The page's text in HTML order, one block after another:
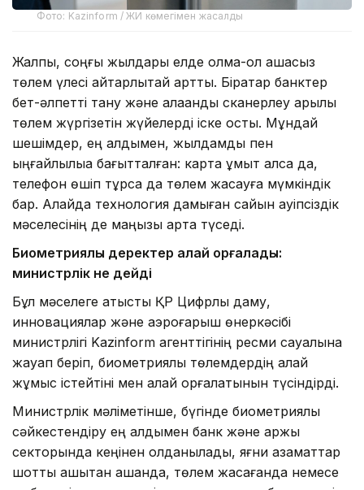
Фото: Kazinform / ЖИ көмегімен жасалды
Жалпы, соңғы жылдары елде қолма-қол ақшасыз
төлем үлесі айтарлықтай артты. Бірқатар банктер
бет-әлпетті тану және алақанды сканерлеу арқылы
төлем жүргізетін жүйелерді іске қосты. Мұндай
шешімдер, ең алдымен, жылдамдық пен
ыңғайлылыққа бағытталған: карта ұмыт қалса да,
телефон өшіп тұрса да төлем жасауға мүмкіндік
бар. Алайда технология дамыған сайын қауіпсіздік
мәселесінің де маңызы арта түседі.
Биометриялық деректер қалай қорғалады:
министрлік не дейді
Бұл мәселеге қатысты ҚР Цифрлық даму,
инновациялар және аэроғарыш өнеркәсібі
министрлігі Kazinform агенттігінің ресми сауалына
жауап беріп, биометриялық төлемдердің қалай
жұмыс істейтіні мен қалай қорғалатынын түсіндірді.
Министрлік мәліметінше, бүгінде биометриялық
сәйкестендіру ең алдымен банк және қаржы
секторында кеңінен қолданылады, яғни азаматтар
шотты қашықтан ашқанда, төлем жасағанда немесе